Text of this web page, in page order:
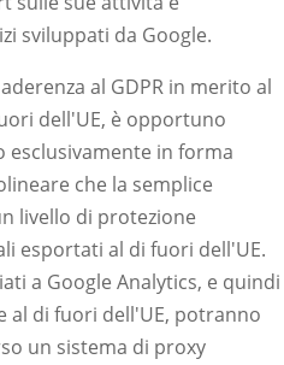
sviluppati da Google.
al GDPR in merito al
dell'UE, è opportuno
in forma
che la semplice
livello di protezione
esportati al di fuori dell'UE.
a Google Analytics, e quindi
al di fuori dell'UE, potranno
un sistema di proxy